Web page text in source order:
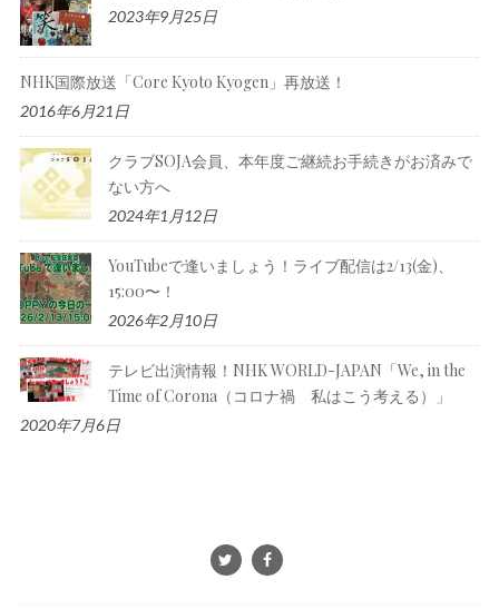
2023年9月25日
NHK国際放送「Core Kyoto Kyogen」再放送！
2016年6月21日
クラブSOJA会員、本年度ご継続お手続きがお済みで
ない方へ
2024年1月12日
YouTubeで逢いましょう！ライブ配信は2/13(金)、
15:00〜！
2026年2月10日
テレビ出演情報！NHK WORLD-JAPAN「We, in the
Time of Corona（コロナ禍 私はこう考える）」
2020年7月6日